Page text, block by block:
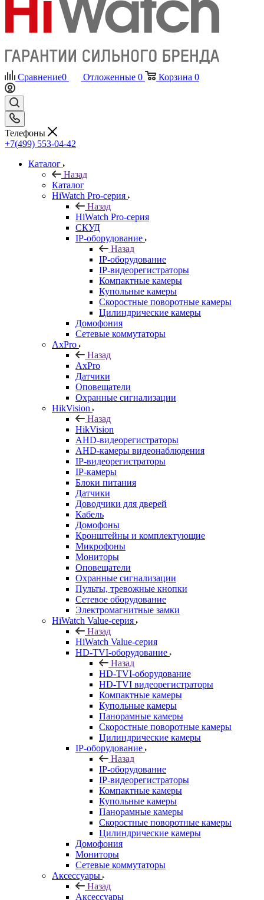
Сравнение0 Отложенные 0 Корзина 0
Телефоны
+7(499) 553-04-42
Каталог
Назад
Каталог
HiWatch Pro-серия
Назад
HiWatch Pro-серия
CКУД
IP-оборудование
Назад
IP-оборудование
IP-видеорегистраторы
Компактные камеры
Купольные камеры
Скоростные поворотные камеры
Цилиндрические камеры
Домофония
Сетевые коммутаторы
AxPro
Назад
AxPro
Датчики
Оповещатели
Охранные сигнализации
HikVision
Назад
HikVision
AHD-видеорегистраторы
AHD-камеры видеонаблюдения
IP-видеорегистраторы
IP-камеры
Блоки питания
Датчики
Доводчики для дверей
Кабель
Домофоны
Кронштейны и комплектующие
Микрофоны
Мониторы
Оповещатели
Охранные сигнализации
Пульты, тревожные кнопки
Сетевое оборудование
Электромагнитные замки
HiWatch Value-серия
Назад
HiWatch Value-серия
HD-TVI-оборудование
Назад
HD-TVI-оборудование
HD-TVI видеорегистраторы
Компактные камеры
Купольные камеры
Панорамные камеры
Скоростные поворотные камеры
Цилиндрические камеры
IP-оборудование
Назад
IP-оборудование
IP-видеорегистраторы
Компактные камеры
Купольные камеры
Панорамные камеры
Скоростные поворотные камеры
Цилиндрические камеры
Домофония
Мониторы
Сетевые коммутаторы
Аксессуары
Назад
Аксессуары